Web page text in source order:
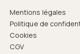
Mentions légales
Politique de
Cookies
CGV